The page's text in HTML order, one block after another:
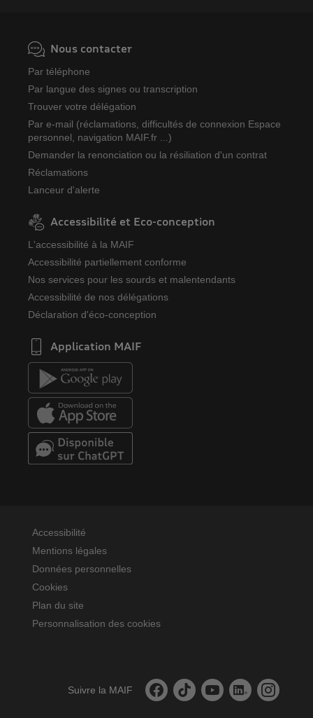
Nous contacter
Par téléphone
Par langue des signes ou transcription
Trouver votre délégation
Par e-mail (réclamations, difficultés de connexion Espace
personnel, navigation MAIF.fr ...)
Demander la renonciation ou la résiliation d'un contrat
Réclamations
Lanceur d'alerte
Accessibilité et Eco-conception
L'accessibilité à la MAIF
Accessibilité partiellement conforme
Nos services pour les sourds et malentendants
Accessibilité de nos délégations
Déclaration d'éco-conception
Application MAIF
Accessibilité
Mentions légales
Données personnelles
Cookies
Plan du site
Personnalisation des cookies
Suivre la MAIF La MAIF sur facebook
La MAIF sur tiktok
La MAIF sur youtube
La MAIF sur
La MAIF